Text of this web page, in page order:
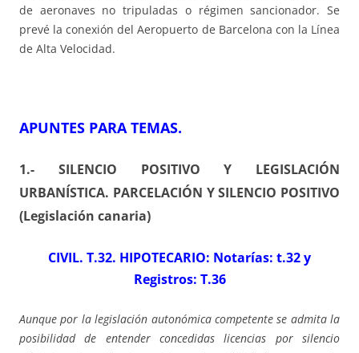
de aeronaves no tripuladas o régimen sancionador. Se
prevé la conexión del Aeropuerto de Barcelona con la Línea
de Alta Velocidad.
APUNTES PARA TEMAS.
1.- SILENCIO POSITIVO Y LEGISLACIÓN
URBANÍSTICA. PARCELACIÓN Y SILENCIO POSITIVO
(Legislación canaria)
CIVIL. T.32. HIPOTECARIO: Notarías: t.32 y
Registros: T.36
Aunque por la legislación autonómica competente se admita la
posibilidad de entender concedidas licencias por silencio